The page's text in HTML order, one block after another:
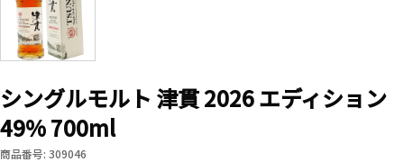
シングルモルト 津貫 2026 エディション
49% 700ml
商品番号: 309046